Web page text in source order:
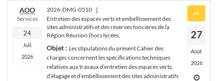
AOO
Services
24
Juil.
2026
2026-DMG-0510 |
Entretien des espaces verts et embellissement des
sites administratifs et des réserves foncières de la
Région Réunion (hors lycées,
Objet : Les stipulations du présent Cahier des
charges concernent les spécifications techniques
relatives aux travaux d’entretien des espaces verts,
d’élagage et d’embellissement des sites administratifs
27
Août
2026